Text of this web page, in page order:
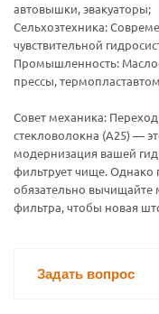
автовышки, эвакуаторы;
Сельхозтехника:
чувствительной
Промышленность:
прессы,
Совет механика:
стекловолокна (A25) —
модернизация вашей
фильтрует чище. Однако
обязательно вычищайте
фильтра, чтобы новая
Задать вопрос